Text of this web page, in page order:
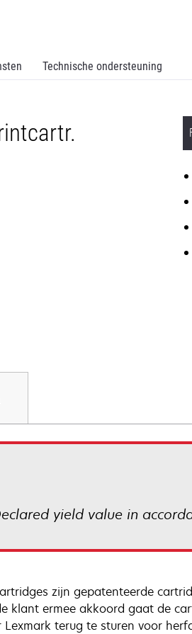
Technische ondersteuning
yield value in
zijn gepatenteerde
klant ermee akkoord gaat de
terug te sturen voor